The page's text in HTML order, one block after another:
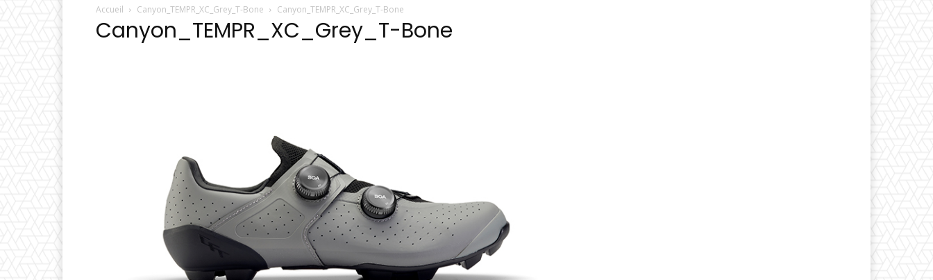
Accueil Canyon_TEMPR_XC_Grey_T-Bone Canyon_TEMPR_XC_Grey_T-Bone
Canyon_TEMPR_XC_Grey_T-Bone